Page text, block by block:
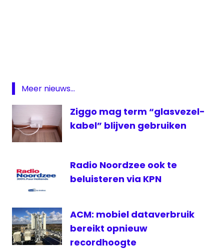
Pluspakket
maand
Meer nieuws...
Ziggo mag term “glasvezel-
kabel” blijven gebruiken
Radio Noordzee ook te
beluisteren via KPN
ACM: mobiel dataverbruik
bereikt opnieuw
recordhoogte